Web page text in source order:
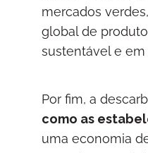
mercados
global de
sustentável e
Por fim, a
como as
uma economia